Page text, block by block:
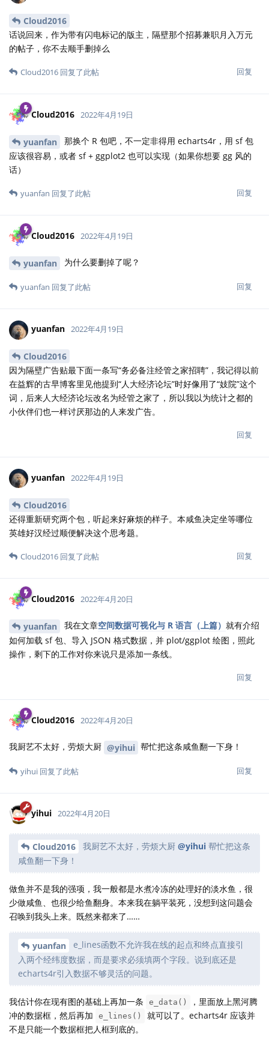
Cloud2016
话说回来，作为带有闪电标记的版主，隔壁那个招募兼职月入万元
的帖子，你不去顺手删掉么
回复
Cloud2016 回复了此帖
Cloud2016 2022年4月19日
yuanfan
那换个 R 包吧，不一定非得用 echarts4r，用 sf 包
应该很容易，或者 sf + ggplot2 也可以实现（如果你想要 gg 风的
话）
回复
yuanfan 回复了此帖
Cloud2016 2022年4月19日
yuanfan 为什么要删掉了呢？
回复
yuanfan 回复了此帖
yuanfan 2022年4月19日
Cloud2016
因为隔壁广告贴最下面一条写“务必备注经管之家招聘”，我记得以前
在益辉的古早博客里见他提到“人大经济论坛”时好像用了“妓院”这个
词，后来人大经济论坛改名为经管之家了，所以我以为统计之都的
小伙伴们也一样讨厌那边的人来发广告。
回复
yuanfan 2022年4月19日
Cloud2016
还得重新研究两个包，听起来好麻烦的样子。本咸鱼决定坐等哪位
英雄好汉经过顺便解决这个思考题。
回复
Cloud2016 回复了此帖
Cloud2016 2022年4月20日
yuanfan 我在文章空间数据可视化与 R 语言（上篇） 就有介绍
如何加载 sf 包、导入 JSON 格式数据，并 plot/ggplot 绘图，照此
操作，剩下的工作对你来说只是添加一条线。
回复
Cloud2016 2022年4月20日
我厨艺不太好，劳烦大厨 @yihui 帮忙把这条咸鱼翻一下身！
回复
yihui 回复了此帖
yihui 2022年4月20日
Cloud2016 我厨艺不太好，劳烦大厨 @yihui 帮忙把这条
咸鱼翻一下身！
做鱼并不是我的强项，我一般都是水煮冷冻的处理好的淡水鱼，很
少做咸鱼、也很少给鱼翻身。本来我在躺平装死，没想到这问题会
召唤到我头上来。既然来都来了……
yuanfan
e_lines函数不允许我在线的起点和终点直接引
入两个经纬度数据，而是要求必须填两个字段。说到底还是
echarts4r引入数据不够灵活的问题。
我估计你在现有图的基础上再加一条 e_data()
，里面放上黑河腾
冲的数据框，然后再加
e_lines()
就可以了。echarts4r 应该并
不是只能一个数据框把人框到底的。